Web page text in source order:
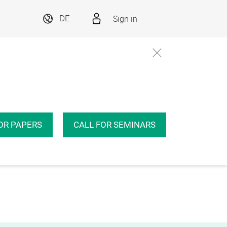
DE Sign in
PAPERS CALL FOR SEMINARS